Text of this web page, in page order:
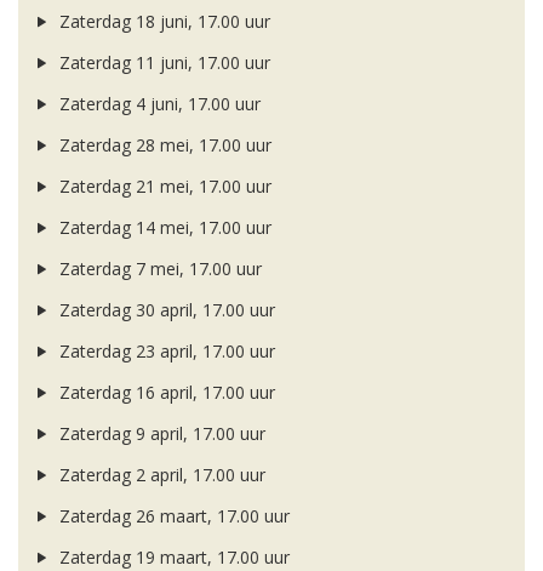
Zaterdag 18 juni, 17.00 uur
Zaterdag 11 juni, 17.00 uur
Zaterdag 4 juni, 17.00 uur
Zaterdag 28 mei, 17.00 uur
Zaterdag 21 mei, 17.00 uur
Zaterdag 14 mei, 17.00 uur
Zaterdag 7 mei, 17.00 uur
Zaterdag 30 april, 17.00 uur
Zaterdag 23 april, 17.00 uur
Zaterdag 16 april, 17.00 uur
Zaterdag 9 april, 17.00 uur
Zaterdag 2 april, 17.00 uur
Zaterdag 26 maart, 17.00 uur
Zaterdag 19 maart, 17.00 uur